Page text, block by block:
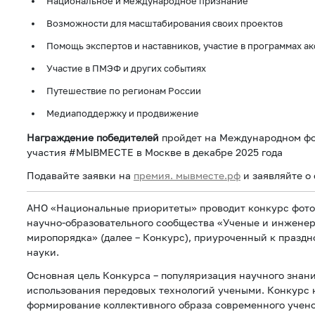
Возможности для масштабирования своих проектов
Помощь экспертов и наставников, участие в программах
Участие в ПМЭФ и других событиях
Путешествие по регионам России
Медиаподдержку и продвижение
Награждение победителей пройдет на Международном
участия #МЫВМЕСТЕ в Москве в декабре 2025 года
Подавайте заявки на премия. мывместе.рф и заявляйте
АНО «Национальные приоритеты» проводит конкурс
научно-образовательного сообщества «Ученые и
миропорядка» (далее – Конкурс), приуроченный к
науки.
Основная цель Конкурса – популяризация научного
использования передовых технологий учеными. Конкурс
формирование коллективного образа современного